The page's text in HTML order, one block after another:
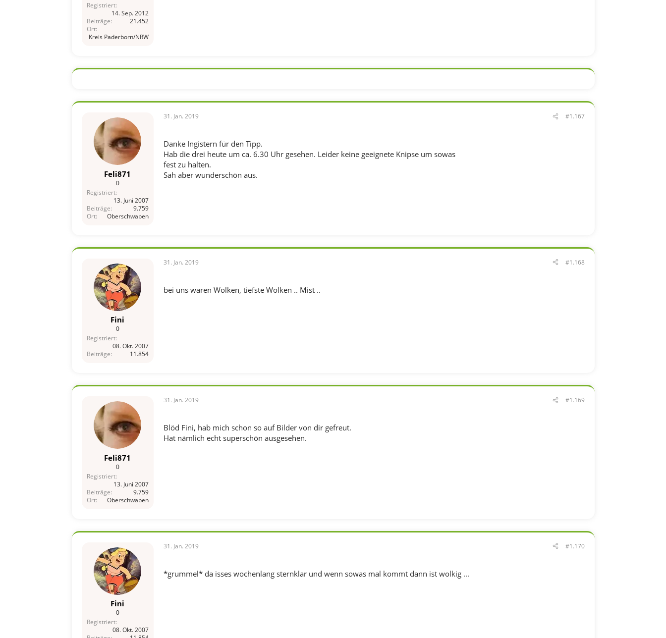
Registriert
14. Sep. 2012
Beiträge
21.452
Ort
Kreis Paderborn/NRW
Feli871
0
Registriert
13. Juni 2007
Beiträge
9.759
Ort
Oberschwaben
31. Jan. 2019 #1.167
Danke Ingistern für den Tipp.
Hab die drei heute um ca. 6.30 Uhr gesehen. Leider keine geeignete Knipse um sowas
fest zu halten.
Sah aber wunderschön aus.
Fini
0
Registriert
08. Okt. 2007
Beiträge
11.854
31. Jan. 2019 #1.168
bei uns waren Wolken, tiefste Wolken .. Mist ..
Feli871
0
Registriert
13. Juni 2007
Beiträge
9.759
Ort
Oberschwaben
31. Jan. 2019 #1.169
Blöd Fini, hab mich schon so auf Bilder von dir gefreut.
Hat nämlich echt superschön ausgesehen.
Fini
0
Registriert
08. Okt. 2007
31. Jan. 2019 #1.170
*grummel* da isses wochenlang sternklar und wenn sowas mal kommt dann ist wolkig ...